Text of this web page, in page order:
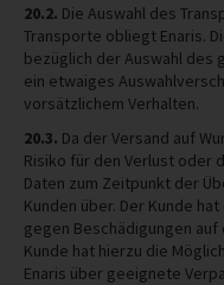
20.2. Die Auswahl des
Transporte obliegt Enaris.
bezüglich der Auswahl des
ein etwaiges
vorsätzlichem Verhalten.
20.3. Da der Versand auf
Risiko für den Verlust oder
Daten zum Zeitpunkt der
Kunden über. Der Kunde
gegen Beschädigungen
Kunde hat hierzu die
Enaris über geeignete